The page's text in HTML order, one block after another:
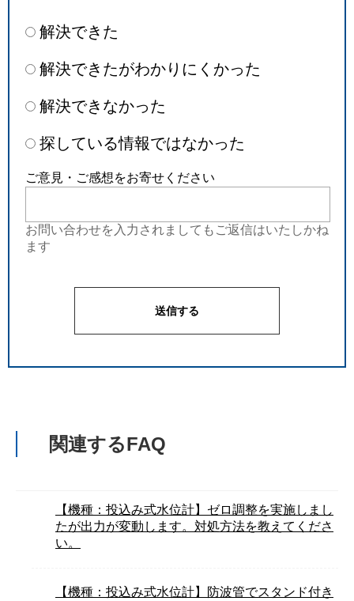
解決できた
解決できたがわかりにくかった
解決できなかった
探している情報ではなかった
ご意見・ご感想をお寄せください
お問い合わせを入力されましてもご返信はいたしかね
ます
関連するFAQ
【機種：投込み式水位計】ゼロ調整を実施しまし
たが出力が変動します。対処方法を教えてくださ
い。
【機種：投込み式水位計】防波管でスタンド付き